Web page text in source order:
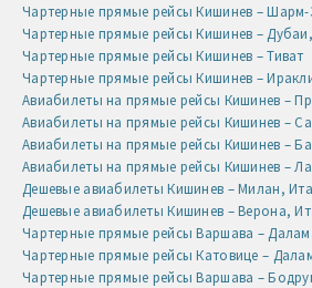
Чартерные прямые рейсы Кишинев –
Чартерные прямые рейсы Кишинев –
Чартерные прямые рейсы Кишинев – Тиват
Чартерные прямые рейсы Кишинев –
Авиабилеты на прямые рейсы Кишинев –
Авиабилеты на прямые рейсы Кишинев –
Авиабилеты на прямые рейсы Кишинев –
Авиабилеты на прямые рейсы Кишинев –
Дешевые авиабилеты Кишинев – Милан,
Дешевые авиабилеты Кишинев – Верона,
Чартерные прямые рейсы Варшава –
Чартерные прямые рейсы Катовице –
Чартерные прямые рейсы Варшава –